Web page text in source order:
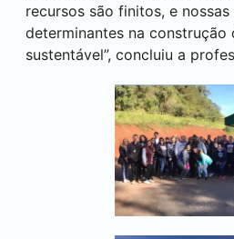
recursos são finitos, e nossas
determinantes na construção
sustentável”, concluiu a